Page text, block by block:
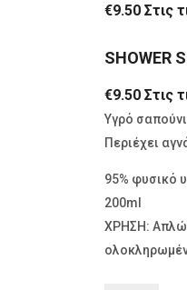
€9.50 Στις
SHOWER
€9.50 Στις
Yγρό
Περιέχει
95% φυσικό
200ml
ΧΡΗΣΗ: